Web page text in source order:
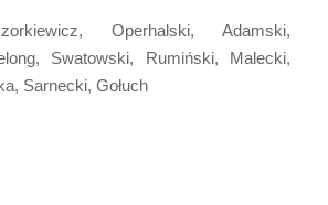
Operhalski, Adamski,
Swatowski, Rumiński, Malecki,
Sarnecki, Gołuch